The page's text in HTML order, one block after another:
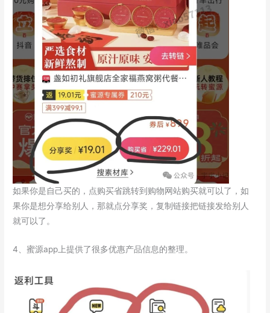
如果你是自己买的，点购买省跳转到购物网站购买就可以了，如
果你是想分享给别人，那就点分享奖，复制链接把链接发给别人
就可以了。
4、蜜源app上提供了很多优惠产品信息的整理。